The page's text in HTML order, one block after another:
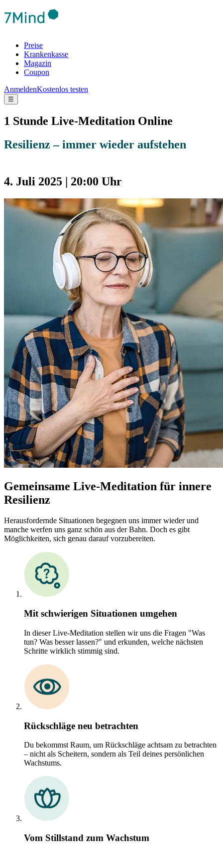
Preise
Krankenkasse
Magazin
Coupon
AnmeldenKostenlos testen
☰
1 Stunde Live-Meditation Online
Resilienz – immer wieder aufstehen
4. Juli 2025 | 20:00 Uhr
Gemeinsame Live-Meditation für innere
Resilienz
Herausfordernde Situationen begegnen uns immer wieder und
manche werfen uns ganz schön aus der Bahn. Doch es gibt
Möglichkeiten, sich genau darauf vorzubereiten.
Mit schwierigen Situationen umgehen
In dieser Live-Meditation stellen wir uns die Fragen "Was
tun? Was besser lassen?" und erkunden, welche nächsten
Schritte wirklich stimmig sind.
Rückschläge neu betrachten
Du bekommst Raum, um Rückschläge achtsam zu betrachten
– nicht als Scheitern, sondern als Teil deines persönlichen
Wachstums.
Vom Stillstand zum Wachstum